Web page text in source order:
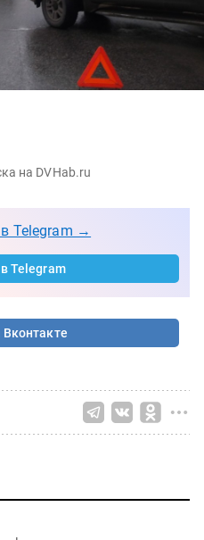
на DVHab.ru
Telegram →
Telegram
Вконтакте